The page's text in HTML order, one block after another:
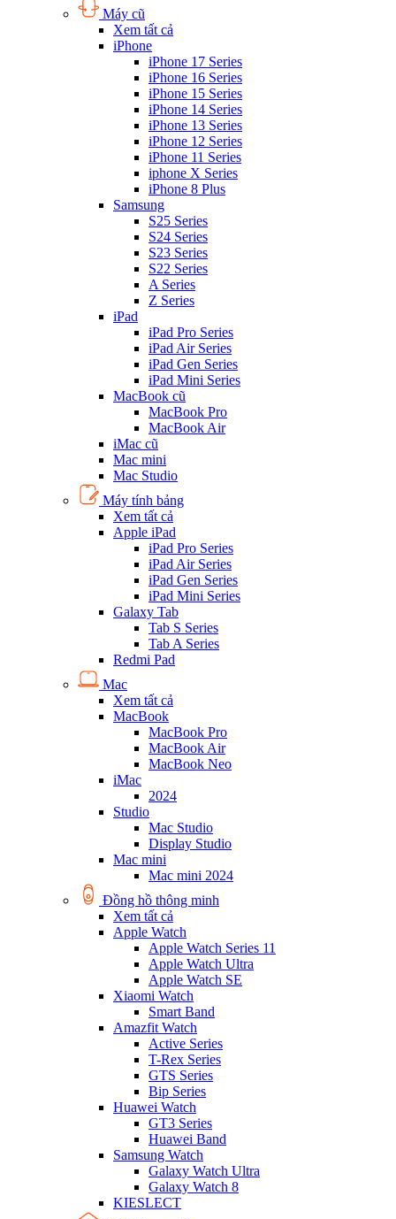
Máy cũ
Xem tất cả
iPhone
iPhone 17 Series
iPhone 16 Series
iPhone 15 Series
iPhone 14 Series
iPhone 13 Series
iPhone 12 Series
iPhone 11 Series
iphone X Series
iPhone 8 Plus
Samsung
S25 Series
S24 Series
S23 Series
S22 Series
A Series
Z Series
iPad
iPad Pro Series
iPad Air Series
iPad Gen Series
iPad Mini Series
MacBook cũ
MacBook Pro
MacBook Air
iMac cũ
Mac mini
Mac Studio
Máy tính bảng
Xem tất cả
Apple iPad
iPad Pro Series
iPad Air Series
iPad Gen Series
iPad Mini Series
Galaxy Tab
Tab S Series
Tab A Series
Redmi Pad
Mac
Xem tất cả
MacBook
MacBook Pro
MacBook Air
MacBook Neo
iMac
2024
Studio
Mac Studio
Display Studio
Mac mini
Mac mini 2024
Đồng hồ thông minh
Xem tất cả
Apple Watch
Apple Watch Series 11
Apple Watch Ultra
Apple Watch SE
Xiaomi Watch
Smart Band
Amazfit Watch
Active Series
T-Rex Series
GTS Series
Bip Series
Huawei Watch
GT3 Series
Huawei Band
Samsung Watch
Galaxy Watch Ultra
Galaxy Watch 8
KIESLECT